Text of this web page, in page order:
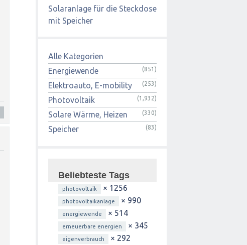
Solaranlage für die Steckdose
mit Speicher
Alle Kategorien
Energiewende
(851)
Elektroauto, E-mobility (253)
Photovoltaik (1,932)
Solare Wärme, Heizen (330)
Speicher (83)
Beliebteste Tags
photovoltaik × 1256
photovoltaikanlage × 990
energiewende × 514
erneuerbare energien × 345
eigenverbrauch × 292